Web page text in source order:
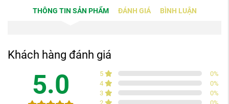
THÔNG TIN SẢN PHẨM ĐÁNH GIÁ BÌNH LUẬN
Khách hàng đánh giá
5.0 5 0%
4
0%
3
0%